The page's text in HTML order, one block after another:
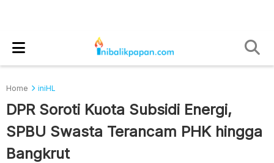
Home iniHL
DPR Soroti Kuota Subsidi Energi,
SPBU Swasta Terancam PHK hingga
Bangkrut